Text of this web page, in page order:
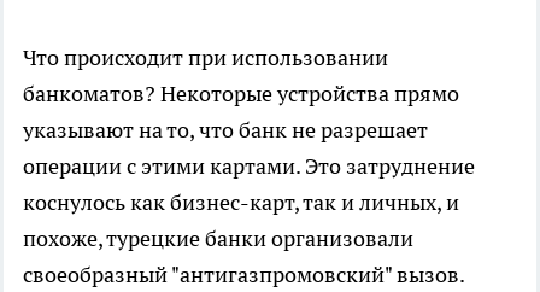
Что происходит при использовании
банкоматов? Некоторые устройства прямо
указывают на то, что банк не разрешает
операции с этими картами. Это затруднение
коснулось как бизнес-карт, так и личных, и
похоже, турецкие банки организовали
своеобразный "антигазпромовский" вызов.